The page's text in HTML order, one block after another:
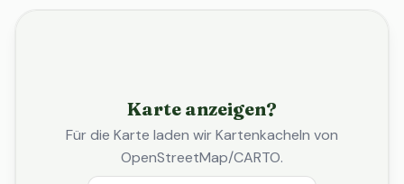
Karte anzeigen?
Für die Karte laden wir Kartenkacheln von
OpenStreetMap/CARTO.